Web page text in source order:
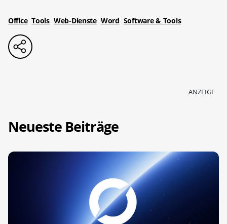
Office Tools Web-Dienste Word Software & Tools
ANZEIGE
Neueste Beiträge